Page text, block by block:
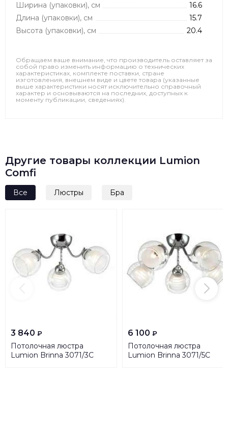
Ширина (упаковки), см
16.6
Длина (упаковки), см
15.7
Высота (упаковки), см
20.4
Обращаем ваше внимание, что производитель оставляет за
собой право изменить информацию о технических
характеристиках, комплекте поставки, стране
изготовления, внешнем виде и цвете товара (указанные
выше характеристики носят исключительно справочный
характер и основываются на последних, доступных к
моменту публикации, сведениях).
Другие товары коллекции Lumion
Comfi
Все Люстры Бра
3 840 ₽
Потолочная люстра
Lumion Brinna 3071/3C
6 100 ₽
Потолочная люстра
Lumion Brinna 3071/5C